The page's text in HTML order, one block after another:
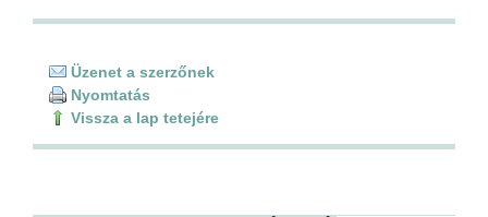
Üzenet a szerzőnek
Nyomtatás
Vissza a lap tetejére